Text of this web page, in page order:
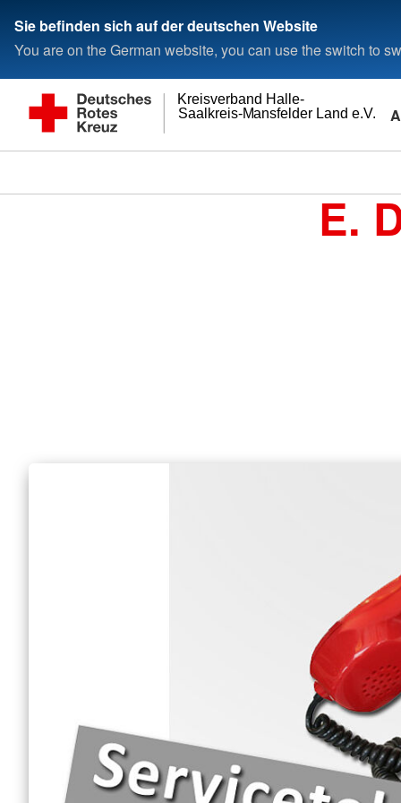
Sie befinden sich auf der deutschen Website
You are on the German website, you can use the switch to
Saalkreis-Mansfelder Land e.V.
Kreisverband Halle-
E.